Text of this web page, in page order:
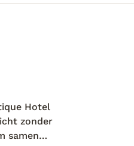
Hotel
zonder
samen